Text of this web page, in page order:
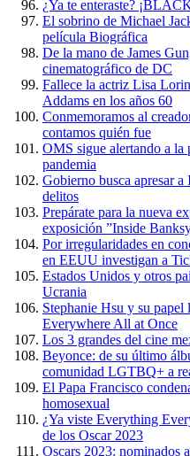
¿Ya te enteraste?
El sobrino de Michael
película Biográfica
De la mano de James
cinematográfico de DC
Fallece la actriz Lisa
Addams en los años 60
Conmemoramos al
contamos quién fue
OMS sigue alertando a la
pandemia
Gobierno busca apresar
delitos
Prepárate para la nueva
exposición ”Inside
Por irregularidades en
en EEUU investigan a
Estados Unidos y otros
Ucrania
Stephanie Hsu y su
Everywhere All at Once
Los 3 grandes del cine
Beyonce: de su último
comunidad LGTBQ+ a
El Papa Francisco
homosexual
¿Ya viste Everything
de los Oscar 2023
Oscars 2023: nominados